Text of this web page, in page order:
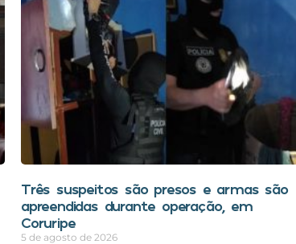
Três suspeitos são presos e armas são
apreendidas durante operação, em
Coruripe
5 de agosto de 2026